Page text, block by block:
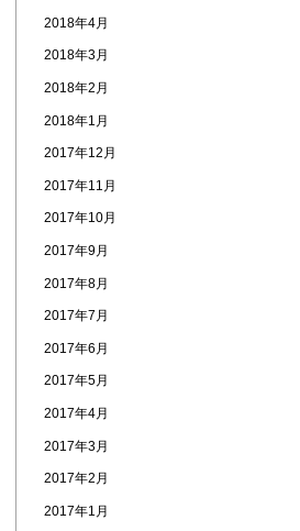
2018年4月
2018年3月
2018年2月
2018年1月
2017年12月
2017年11月
2017年10月
2017年9月
2017年8月
2017年7月
2017年6月
2017年5月
2017年4月
2017年3月
2017年2月
2017年1月